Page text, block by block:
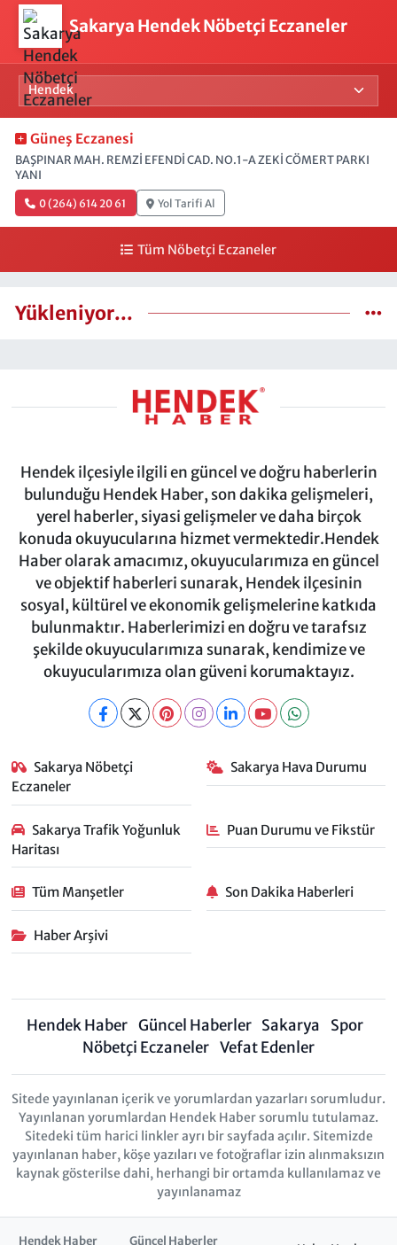
Sakarya Hendek Nöbetçi Eczaneler
Güneş Eczanesi
BAŞPINAR MAH. REMZİ EFENDİ CAD. NO.1-A ZEKİ CÖMERT PARKI
YANI
0 (264) 614 20 61 Yol Tarifi Al
Tüm Nöbetçi Eczaneler
Yükleniyor...
Hendek ilçesiyle ilgili en güncel ve doğru haberlerin
bulunduğu Hendek Haber, son dakika gelişmeleri,
yerel haberler, siyasi gelişmeler ve daha birçok
konuda okuyucularına hizmet vermektedir.Hendek
Haber olarak amacımız, okuyucularımıza en güncel
ve objektif haberleri sunarak, Hendek ilçesinin
sosyal, kültürel ve ekonomik gelişmelerine katkıda
bulunmaktır. Haberlerimizi en doğru ve tarafsız
şekilde okuyucularımıza sunarak, kendimize ve
okuyucularımıza olan güveni korumaktayız.
Sakarya Nöbetçi
Eczaneler
Sakarya Hava Durumu
Sakarya Trafik Yoğunluk
Haritası
Puan Durumu ve Fikstür
Tüm Manşetler Son Dakika Haberleri
Haber Arşivi
Hendek Haber Güncel Haberler Sakarya
Spor
Nöbetçi Eczaneler Vefat Edenler
Sitede yayınlanan içerik ve yorumlardan yazarları sorumludur.
Yayınlanan yorumlardan Hendek Haber sorumlu tutulamaz.
Sitedeki tüm harici linkler ayrı bir sayfada açılır. Sitemizde
yayınlanan haber, köşe yazıları ve fotoğraflar izin alınmaksızın
kaynak gösterilse dahi, herhangi bir ortamda kullanılamaz ve
yayınlanamaz
Hendek Haber Güncel Haberler